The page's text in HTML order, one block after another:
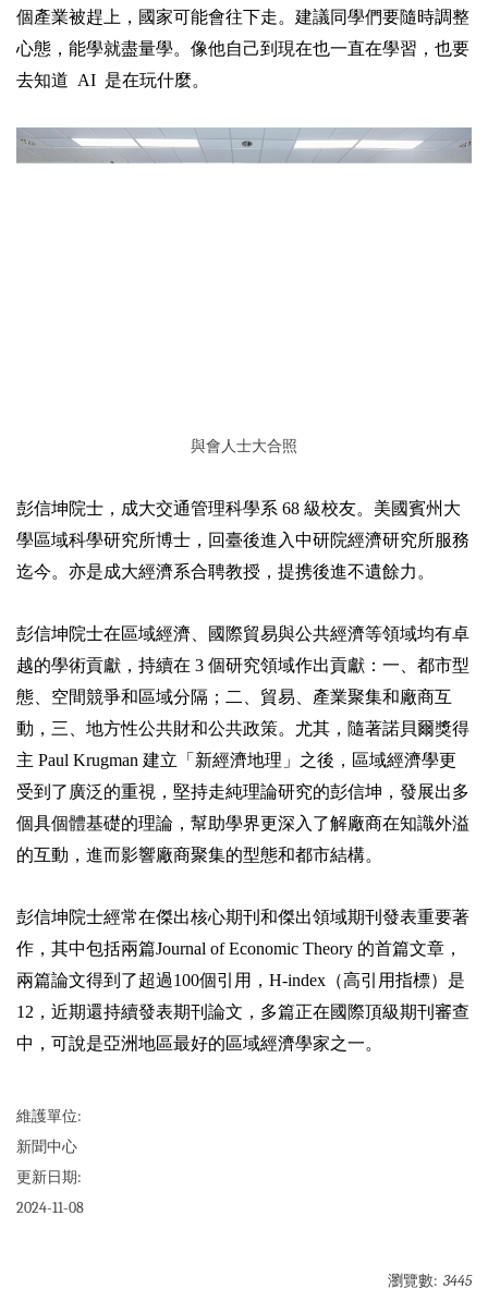
個產業被趕上，國家可能會往下走。建議同學們要隨時調整
心態，能學就盡量學。像他自己到現在也一直在學習，也要
去知道 AI 是在玩什麼。
與會人士大合照
彭信坤院士，成大交通管理科學系 68 級校友。美國賓州大
學區域科學研究所博士，回臺後進入中研院經濟研究所服務
迄今。亦是成大經濟系合聘教授，提携後進不遺餘力。
彭信坤院士在區域經濟、國際貿易與公共經濟等領域均有卓
越的學術貢獻，持續在 3 個研究領域作出貢獻：一、都市型
態、空間競爭和區域分隔；二、貿易、產業聚集和廠商互
動，三、地方性公共財和公共政策。尤其，隨著諾貝爾獎得
主 Paul Krugman 建立「新經濟地理」之後，區域經濟學更
受到了廣泛的重視，堅持走純理論研究的彭信坤，發展出多
個具個體基礎的理論，幫助學界更深入了解廠商在知識外溢
的互動，進而影響廠商聚集的型態和都市結構。
彭信坤院士經常在傑出核心期刊和傑出領域期刊發表重要著
作，其中包括兩篇Journal of Economic Theory 的首篇文章，
兩篇論文得到了超過100個引用，H-index（高引用指標）是
12，近期還持續發表期刊論文，多篇正在國際頂級期刊審查
中，可說是亞洲地區最好的區域經濟學家之一。
維護單位:
新聞中心
更新日期:
2024-11-08
瀏覽數: 3445